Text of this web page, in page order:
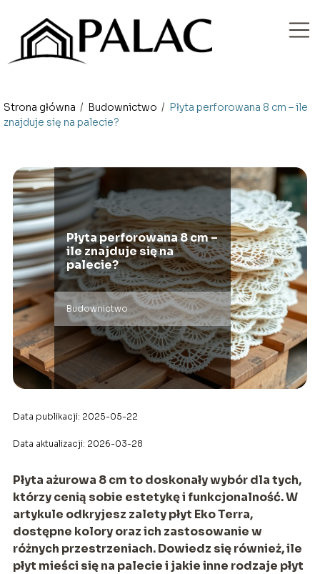
Strona główna / Budownictwo / Płyta perforowana 8 cm – ile
znajduje się na palecie?
Płyta perforowana 8 cm –
ile znajduje się na
palecie?
Budownictwo
Data publikacji: 2025-05-22
Data aktualizacji: 2026-03-28
Płyta ażurowa 8 cm to doskonały wybór dla tych,
którzy cenią sobie estetykę i funkcjonalność. W
artykule odkryjesz zalety płyt Eko Terra,
dostępne kolory oraz ich zastosowanie w
różnych przestrzeniach. Dowiedz się również, ile
płyt mieści się na palecie i jakie inne rodzaje płyt